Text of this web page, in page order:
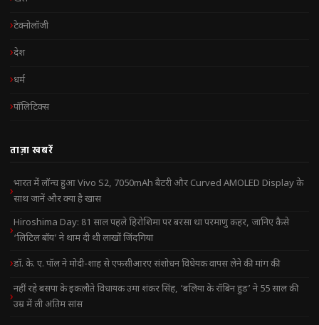
टेक्नोलॉजी
देश
धर्म
पॉलिटिक्स
ताज़ा खबरें
भारत में लॉन्च हुआ Vivo S2, 7050mAh बैटरी और Curved AMOLED Display के
साथ जानें और क्या है खास
Hiroshima Day: 81 साल पहले हिरोशिमा पर बरसा था परमाणु कहर, जानिए कैसे
‘लिटिल बॉय’ ने थाम दी थी लाखों जिंदगियां
डॉ. के. ए. पॉल ने मोदी-शाह से एफसीआरए संशोधन विधेयक वापस लेने की मांग की
नहीं रहे बसपा के इकलौते विधायक उमा शंकर सिंह, ‘बलिया के रॉबिन हुड’ ने 55 साल की
उम्र में ली अंतिम सांस